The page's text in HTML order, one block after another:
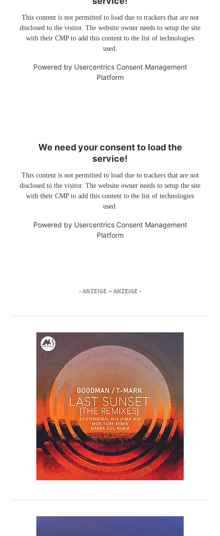
This content is not permitted to load due to trackers that are not
disclosed to the visitor. The website owner needs to setup the site
with their CMP to add this content to the list of technologies
used.
Powered by Usercentrics Consent Management
Platform
We need your consent to load the
service!
This content is not permitted to load due to trackers that are not
disclosed to the visitor. The website owner needs to setup the site
with their CMP to add this content to the list of technologies
used.
Powered by Usercentrics Consent Management
Platform
- ANZEIGE -- ANZEIGE -